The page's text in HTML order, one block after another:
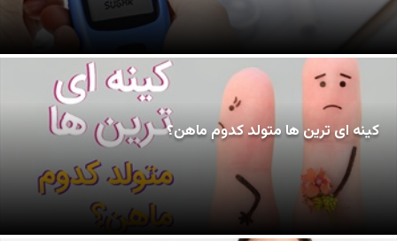
کینه ای ترین ها متولد کدوم ماهن؟